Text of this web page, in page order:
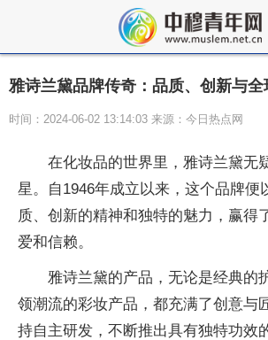
雅诗兰黛品牌传奇：品质、创新与
时间：2024-06-02 13:14:03 来源：今日热点网
在化妆品的世界里，雅诗兰黛无
星。自1946年成立以来，这个品牌便
质、创新的精神和独特的魅力，赢得
爱和信赖。
雅诗兰黛的产品，无论是经典的
领潮流的彩妆产品，都充满了创意与
持自主研发，不断推出具有独特功效